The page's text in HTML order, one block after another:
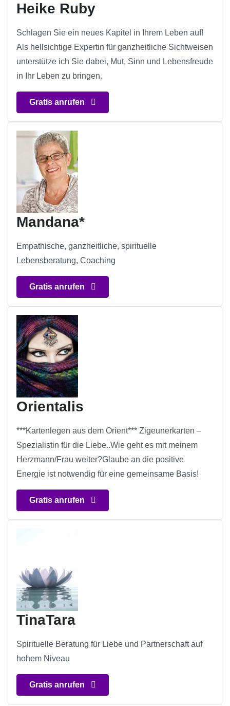
Heike Ruby
Schlagen Sie ein neues Kapitel in Ihrem Leben auf!
Als hellsichtige Expertin für ganzheitliche Sichtweisen
unterstütze ich Sie dabei, Mut, Sinn und Lebensfreude
in Ihr Leben zu bringen.
Gratis anrufen
Mandana*
Empathische, ganzheitliche, spirituelle
Lebensberatung, Coaching
Gratis anrufen
Orientalis
***Kartenlegen aus dem Orient*** Zigeunerkarten –
Spezialistin für die Liebe..Wie geht es mit meinem
Herzmann/Frau weiter?Glaube an die positive
Energie ist notwendig für eine gemeinsame Basis!
Gratis anrufen
TinaTara
Spirituelle Beratung für Liebe und Partnerschaft auf
hohem Niveau
Gratis anrufen